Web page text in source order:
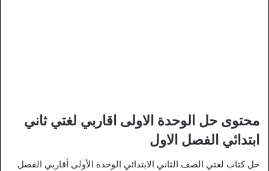
محتوى حل الوحدة الاولى اقاربي لغتي ثاني
ابتدائي الفصل الاول
حل كتاب لغتي الصف الثاني الابتدائي الوحدة الأولى أقاربي الفصل